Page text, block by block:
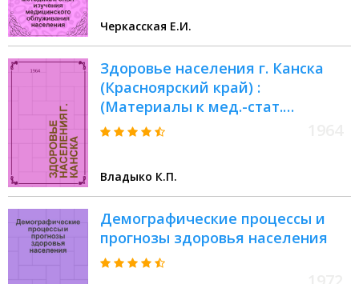
Черкасская Е.И.
Здоровье населения г. Канска
(Красноярский край) :
(Материалы к мед.-стат.
изучению СССР) : Автореферат
Владыко К.П.
Демографические процессы и
прогнозы здоровья населения